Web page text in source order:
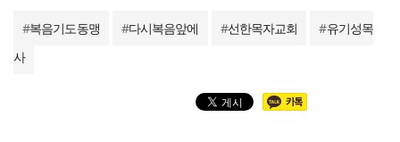
#복음기도동맹 #다시복음앞에 #선한목자교회 #유기성목
사